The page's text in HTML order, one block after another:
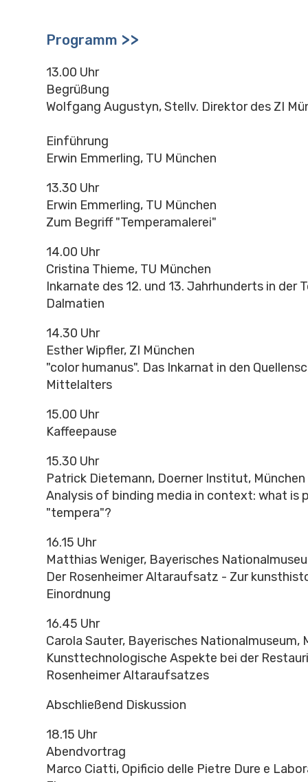
Programm >>
13.00 Uhr
Begrüßung
Wolfgang Augustyn, Stellv. Direktor des ZI
Einführung
Erwin Emmerling, TU München
13.30 Uhr
Erwin Emmerling, TU München
Zum Begriff "Temperamalerei"
14.00 Uhr
Cristina Thieme, TU München
Inkarnate des 12. und 13. Jahrhunderts in der
Dalmatien
14.30 Uhr
Esther Wipfler, ZI München
"color humanus". Das Inkarnat in den
Mittelalters
15.00 Uhr
Kaffeepause
15.30 Uhr
Patrick Dietemann, Doerner Institut, München
Analysis of binding media in context: what is
"tempera"?
16.15 Uhr
Matthias Weniger, Bayerisches
Der Rosenheimer Altaraufsatz - Zur
Einordnung
16.45 Uhr
Carola Sauter, Bayerisches Nationalmuseum,
Kunsttechnologische Aspekte bei der
Rosenheimer Altaraufsatzes
Abschließend Diskussion
18.15 Uhr
Abendvortrag
Marco Ciatti, Opificio delle Pietre Dure e